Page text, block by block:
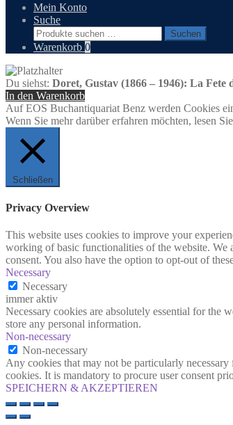
Mein Konto
Suche
Suchen
nach:
Suchen
Warenkorb 0
Du siehst: Doret, Gustav (1866 – 1946): La Fete
In den Warenkorb
Auf EOS Buchantiquariat Benz werden Cookies
Wenn Sie mehr darüber erfahren möchten, lesen
Schließen
Privacy Overview
This website uses cookies to improve your
working of basic functionalities of the website. We
consent. You also have the option to opt-out of
Necessary
Necessary
immer aktiv
Necessary cookies are absolutely essential for the
store any personal information.
Non-necessary
Non-necessary
Any cookies that may not be particularly
cookies. It is mandatory to procure user consent
SPEICHERN & AKZEPTIEREN